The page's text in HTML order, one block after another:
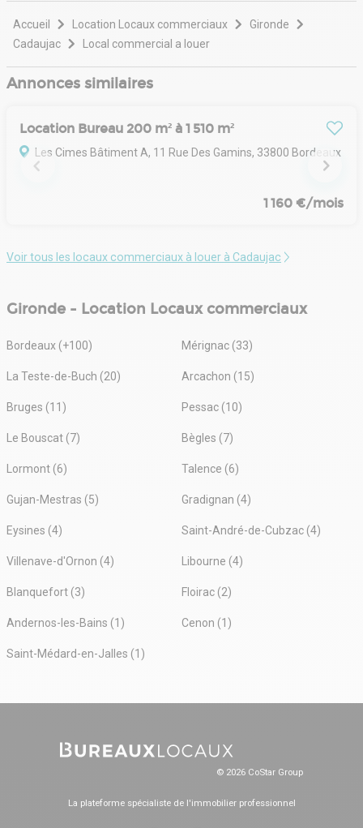
montage d'opérations, à l'arbitrage, en passant par
l'étude approfondie des dossiers de candidature.
Que vous soyez un investisseur cherchant à maximiser le
rendement de votre patrimoine ou un chef d'entreprise
pour identifier les opportunités qui répondent
parfaitement à vos objectifs.
En outre, notre connaissance du marché bordelais nous
important pour nous est la réussite de vos opérations
immobilières.
l'ensemble de la métropole bordelaise.
Découvrez comment RES GROUP peut vous
immobilières.
Accueil Location Locaux commerciaux
Gironde
Cadaujac
Local commercial a louer
Annonces similaires
Location Bureau 200 m² à 1 510 m²
Les Cimes Bâtiment A, 11 Rue Des Gamins, 33800 Bordeaux
1 160 €/mois
Voir tous les locaux commerciaux à louer à Cadaujac
Gironde - Location Locaux commerciaux
Bordeaux (+100) Mérignac (33)
La Teste-de-Buch (20) Arcachon (15)
Bruges (11) Pessac (10)
Le Bouscat (7) Bègles (7)
Lormont (6) Talence (6)
Gujan-Mestras (5) Gradignan (4)
Eysines (4) Saint-André-de-Cubzac (4)
Villenave-d'Ornon (4) Libourne (4)
Blanquefort (3) Floirac (2)
Andernos-les-Bains (1) Cenon (1)
Saint-Médard-en-Jalles (1)
© 2026 CoStar Group
La plateforme spécialiste de l'immobilier professionnel